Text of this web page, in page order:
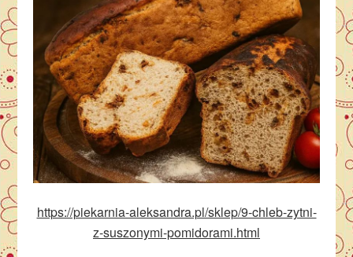
https://piekarnia-aleksandra.pl/sklep/9-chleb-zytni-
z-suszonymi-pomidorami.html